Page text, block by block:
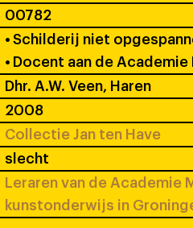
00782
• Schilderij niet
• Docent aan de
Dhr. A.W. Veen, Haren
2008
Collectie Jan ten Have
slecht
Leraren van de Academie
kunstonderwijs in